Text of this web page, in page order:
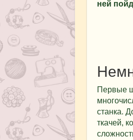
ней
Первые
станка.
ткачей,